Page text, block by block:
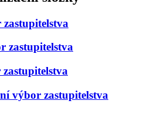
zastupitelstva
výbor zastupitelstva